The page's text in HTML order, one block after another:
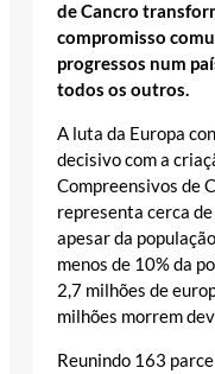
de Cancro
compromisso
progressos num
todos os outros.
A luta da Europa
decisivo com a
Compreensivos de
representa cerca
apesar da
menos de 10% da
2,7 milhões de
milhões morrem
Reunindo 163